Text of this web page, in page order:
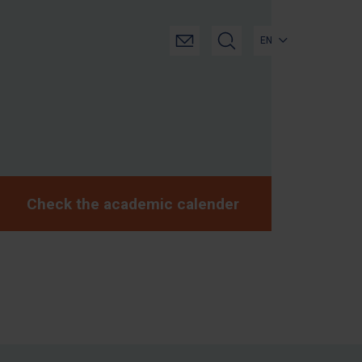
EN
Check the academic calender